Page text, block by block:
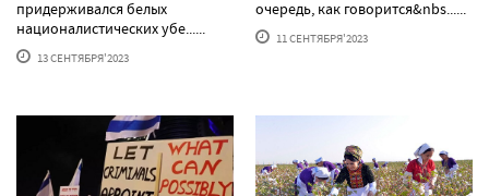
придерживался белых
националистических убе......
13 СЕНТЯБРЯ'2023
очередь, как говорится&nbs......
11 СЕНТЯБРЯ'2023